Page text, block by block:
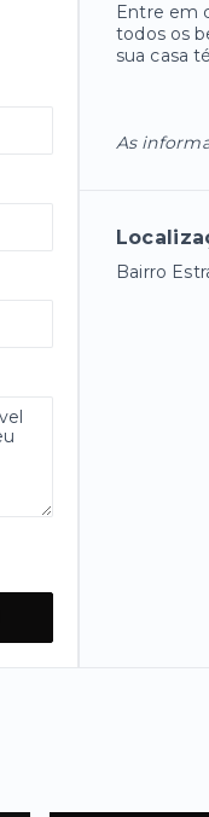
Entre em
todos os
sua casa
As
Bairro